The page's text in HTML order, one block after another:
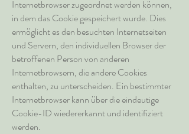
Internetbrowser zugeordnet werden können,
in dem das Cookie gespeichert wurde. Dies
ermöglicht es den besuchten Internetseiten
und Servern, den individuellen Browser der
betroffenen Person von anderen
Internetbrowsern, die andere Cookies
enthalten, zu unterscheiden. Ein bestimmter
Internetbrowser kann über die eindeutige
Cookie-ID wiedererkannt und identifiziert
werden.